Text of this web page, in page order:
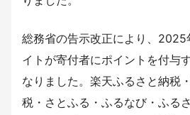
総務省の告示改正により、2025
イトが寄付者にポイントを付与
なりました。楽天ふるさと納税
税・さとふる・ふるなび・ふる